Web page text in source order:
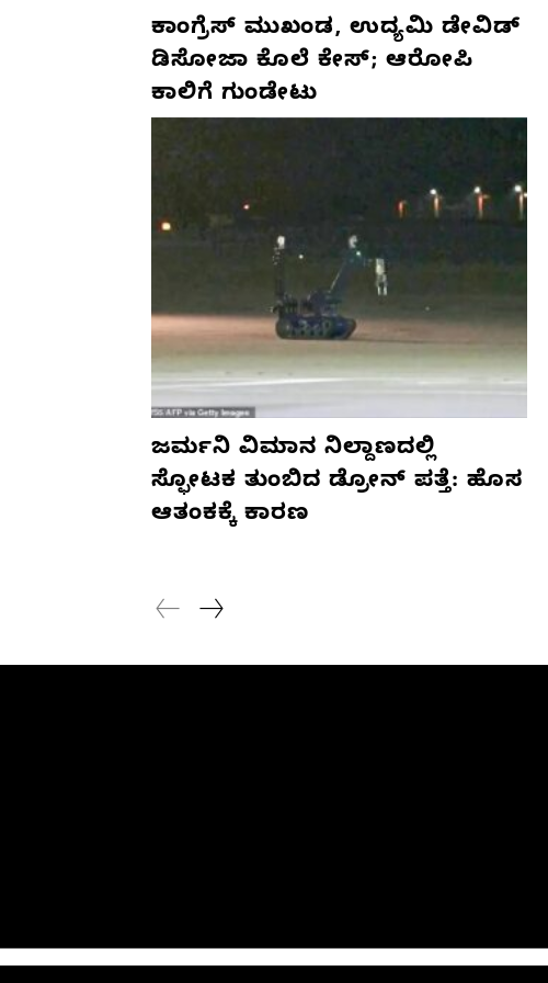
ಕಾಂಗ್ರೆಸ್‌ ಮುಖಂಡ, ಉದ್ಯಮಿ ಡೇವಿಡ್‌
ಡಿಸೋಜಾ ಕೊಲೆ ಕೇಸ್;‌ ಆರೋಪಿ
ಕಾಲಿಗೆ ಗುಂಡೇಟು
ಜರ್ಮನಿ ವಿಮಾನ ನಿಲ್ದಾಣದಲ್ಲಿ
ಸ್ಫೋಟಕ ತುಂಬಿದ ಡ್ರೋನ್ ಪತ್ತೆ: ಹೊಸ
ಆತಂಕಕ್ಕೆ ಕಾರಣ